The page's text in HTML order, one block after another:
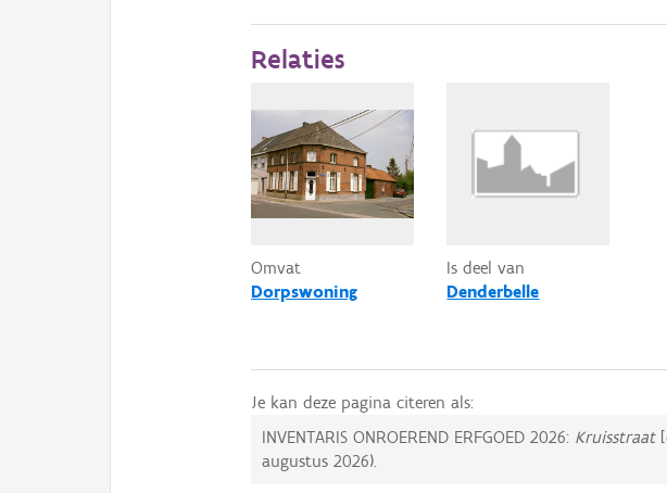
Relaties
Omvat
Dorpswoning
Is deel van
Denderbelle
Je kan deze pagina citeren als:
INVENTARIS ONROEREND ERFGOED 2026: Kruisstraat
augustus 2026).